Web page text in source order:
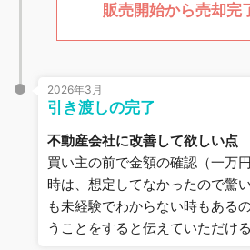
販売開始から売却完
2026年3月
引き渡しの完了
不動産会社に改善して欲しい点
買い主の前で金額の確認（一万
時は、想定してなかったので驚
も未経験でわからない時もある
うことをすると伝えていただけ